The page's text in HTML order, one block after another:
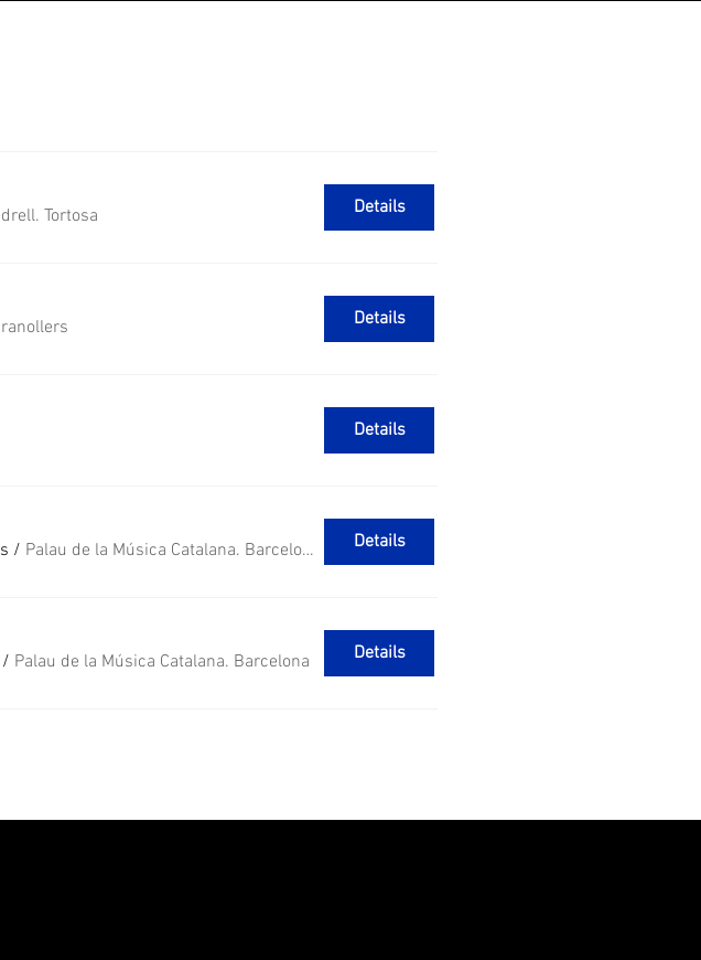
Tortosa Details
Details
Details
/ Palau de la Música Catalana. Barcelona Details
/ Palau de la Música Catalana. Barcelona Details